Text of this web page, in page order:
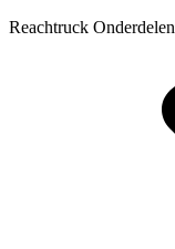
Reachtruck Onderdelen